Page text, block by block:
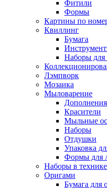
Фитили
Формы
Картины по
Квиллинг
Бумага
Наборы для
Лэмпворк
Мозаика
Мыловарение
Красители
Мыльные
Наборы
Отдушки
Упаковка
Формы для
Наборы в
Оригами
Бумага для